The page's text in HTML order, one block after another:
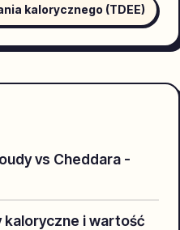
kalorycznego (TDEE)
vs Cheddara -
kaloryczne i wartość